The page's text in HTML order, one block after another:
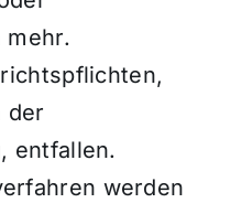
mehr.
der
entfallen.
werden